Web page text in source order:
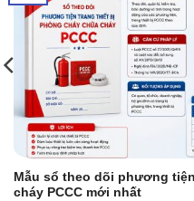
Mẫu sổ theo dõi phương
cháy PCCC mới nhất